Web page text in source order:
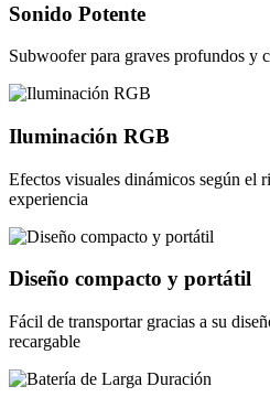
Sonido Potente
Subwoofer para graves profundos y
Iluminación RGB
Efectos visuales dinámicos según el
experiencia
Diseño compacto y portátil
Fácil de transportar gracias a su
recargable